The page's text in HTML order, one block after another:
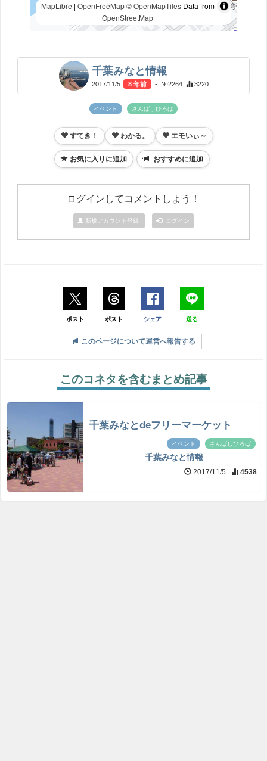
MapLibre | OpenFreeMap © OpenMapTilesData from
OpenStreetMap
千葉みなと情報
2017/11/5 8 年前 - №2264 3220
イベント さんばしひろば
すてき！ わかる。 エモいぃ～
お気に入りに追加 おすすめに追加
ログインしてコメントしよう！
新規アカウント登録 ログイン
ポスト ポスト シェア 送る
このページについて運営へ報告する
このコネタを含むまとめ記事
千葉みなとdeフリーマーケット
イベント さんばしひろば
千葉みなと情報
2017/11/5 4538